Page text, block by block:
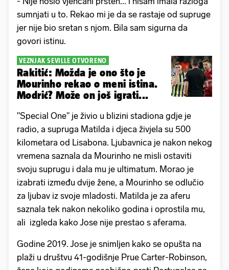
sumnjati u to. Rekao mi je da se rastaje od supruge
jer nije bio sretan s njom. Bila sam sigurna da
govori istinu.
VEZNJAK SEVILLE OTVORENO
Rakitić: Možda je ono što je
Mourinho rekao o meni istina.
Modrić? Može on još igrati...
"Special One" je živio u blizini stadiona gdje je
radio, a supruga Matilda i djeca živjela su 500
kilometara od Lisabona. Ljubavnica je nakon nekog
vremena saznala da Mourinho ne misli ostaviti
svoju suprugu i dala mu je ultimatum. Morao je
izabrati između dvije žene, a Mourinho se odlučio
za ljubav iz svoje mladosti. Matilda je za aferu
saznala tek nakon nekoliko godina i oprostila mu,
ali izgleda kako Jose nije prestao s aferama.
Godine 2019. Jose je snimljen kako se opušta na
plaži u društvu 41-godišnje Prue Carter-Robinson,